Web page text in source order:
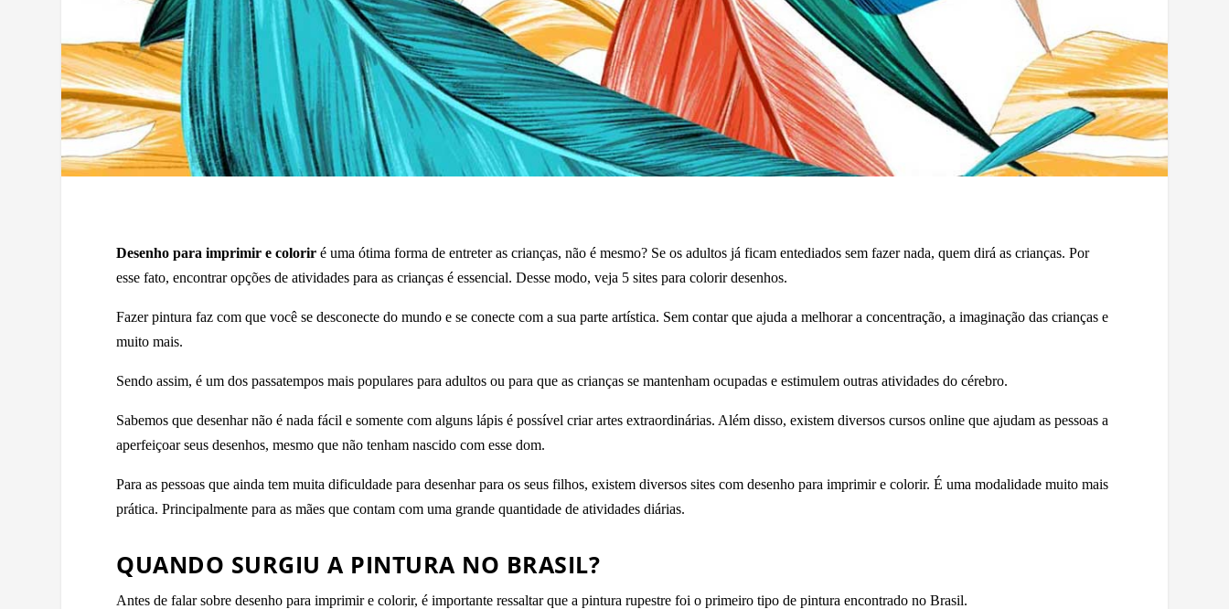
Desenho para imprimir e colorir é uma ótima forma de entreter as crianças, não é mesmo? Se os adultos já ficam entediados sem fazer nada, quem dirá as crianças. Por
esse fato, encontrar opções de atividades para as crianças é essencial. Desse modo, veja 5 sites para colorir desenhos.
Fazer pintura faz com que você se desconecte do mundo e se conecte com a sua parte artística. Sem contar que ajuda a melhorar a concentração, a imaginação das crianças e
muito mais.
Sendo assim, é um dos passatempos mais populares para adultos ou para que as crianças se mantenham ocupadas e estimulem outras atividades do cérebro.
Sabemos que desenhar não é nada fácil e somente com alguns lápis é possível criar artes extraordinárias. Além disso, existem diversos cursos online que ajudam as pessoas a
aperfeiçoar seus desenhos, mesmo que não tenham nascido com esse dom.
Para as pessoas que ainda tem muita dificuldade para desenhar para os seus filhos, existem diversos sites com desenho para imprimir e colorir. É uma modalidade muito mais
prática. Principalmente para as mães que contam com uma grande quantidade de atividades diárias.
QUANDO SURGIU A PINTURA NO BRASIL?
Antes de falar sobre desenho para imprimir e colorir, é importante ressaltar que a pintura rupestre foi o primeiro tipo de pintura encontrado no Brasil.